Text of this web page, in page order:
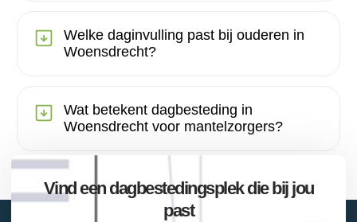
Welke daginvulling past bij ouderen in
Woensdrecht?
Wat betekent dagbesteding in
Woensdrecht voor mantelzorgers?
Vind een dagbestedingsplek die bij jou
past